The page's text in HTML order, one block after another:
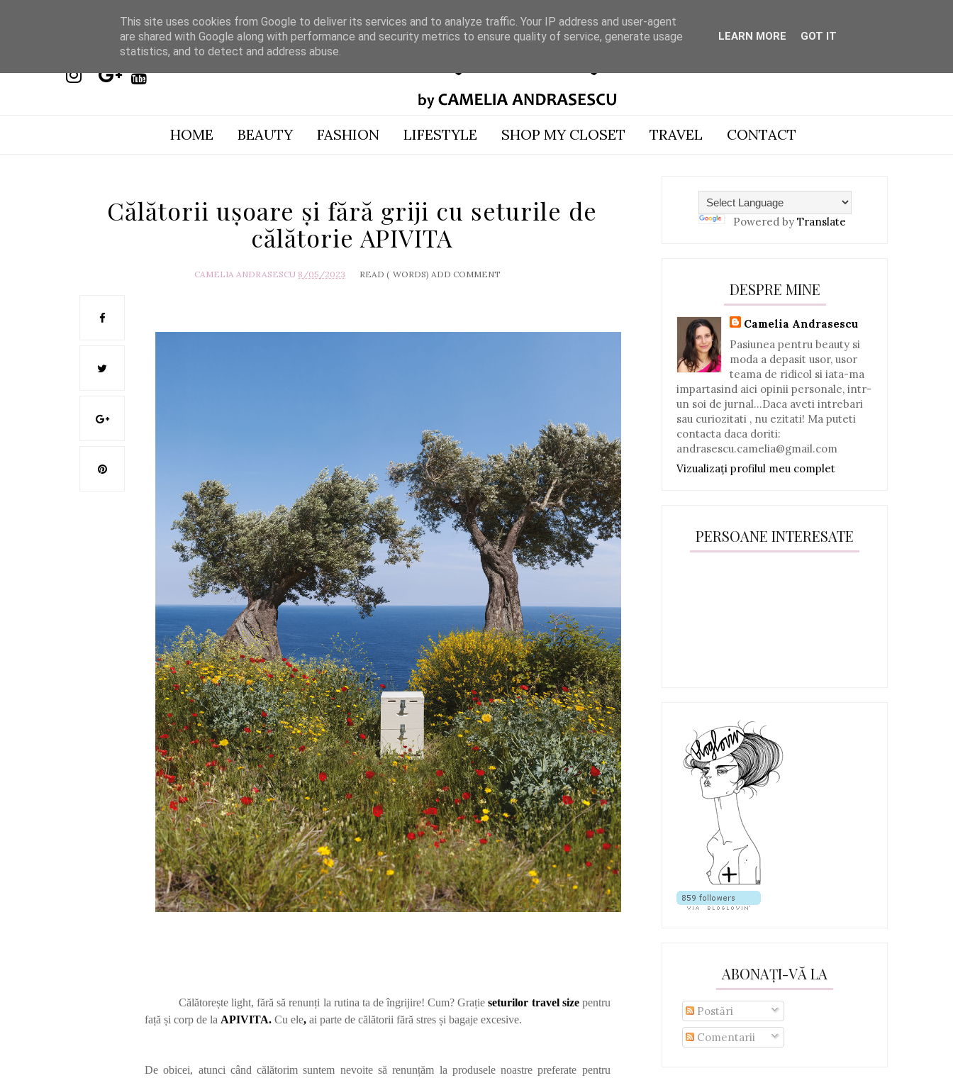
HOME BEAUTY FASHION LIFESTYLE SHOP MY CLOSET TRAVEL CONTACT
Călătorii ușoare și fără griji cu seturile de
călătorie APIVITA
CAMELIA ANDRASESCU 8/05/2023 READ ( WORDS) ADD COMMENT
Călătorește light, fără să renunți la rutina ta de îngrijire! Cum? Grațieseturilor travel sizepentru
față și corp de la APIVITA.Cu ele, ai parte de călătorii fără stres și bagaje excesive.
De obicei, atunci când călătorim suntem nevoite să renunțăm la produsele noastre preferate pentru
Powered by Translate
DESPRE MINE
Camelia Andrasescu
Pasiunea pentru beauty si
moda a depasit usor, usor
teama de ridicol si iata-ma
impartasind aici opinii personale, intr-
un soi de jurnal...Daca aveti intrebari
sau curiozitati , nu ezitati! Ma puteti
contacta daca doriti:
andrasescu.camelia@gmail.com
Vizualizați profilul meu complet
PERSOANE INTERESATE
ABONAȚI-VĂ LA
Postări
Comentarii
This site uses cookies from Google to deliver its services and to analyze traffic. Your IP address and user-agent
are shared with Google along with performance and security metrics to ensure quality of service, generate usage
statistics, and to detect and address abuse.
LEARN MORE GOT IT